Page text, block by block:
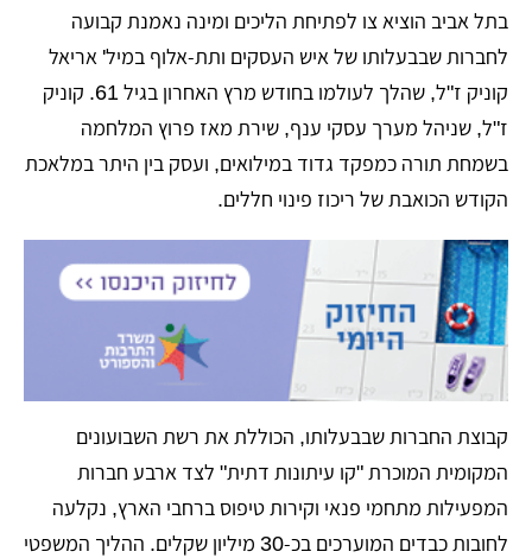
בתל אביב הוציא צו לפתיחת הליכים ומינה נאמנת קבועה
לחברות שבבעלותו של איש העסקים ותת-אלוף במיל' אריאל
קוניק ז"ל, שהלך לעולמו בחודש מרץ האחרון בגיל 61. קוניק
ז"ל, שניהל מערך עסקי ענף, שירת מאז פרוץ המלחמה
בשמחת תורה כמפקד גדוד במילואים, ועסק בין היתר במלאכת
הקודש הכואבת של ריכוז פינוי חללים.
קבוצת החברות שבבעלותו, הכוללת את רשת השבועונים
המקומית המוכרת "קו עיתונות דתית" לצד ארבע חברות
המפעילות מתחמי פנאי וקירות טיפוס ברחבי הארץ, נקלעה
לחובות כבדים המוערכים בכ-30 מיליון שקלים. ההליך המשפטי